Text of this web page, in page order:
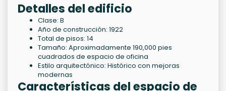
Detalles del edificio
Clase: B
Año de construcción: 1922
Total de pisos: 14
Tamaño: Aproximadamente 190,000 pies
cuadrados de espacio de oficina
Estilo arquitectónico: Histórico con mejoras
modernas
Características del espacio de